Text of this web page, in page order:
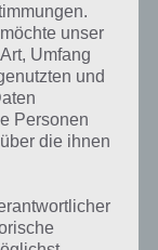
deiner
Credits und die
Wi
nur weil es
dein
ist.
unser
Umfang
und
Personen
die ihnen